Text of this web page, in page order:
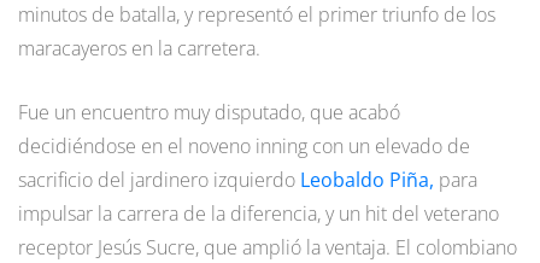
minutos de batalla, y representó el primer triunfo de los
maracayeros en la carretera.
Fue un encuentro muy disputado, que acabó
decidiéndose en el noveno inning con un elevado de
sacrificio del jardinero izquierdo Leobaldo Piña, para
impulsar la carrera de la diferencia, y un hit del veterano
receptor Jesús Sucre, que amplió la ventaja. El colombiano